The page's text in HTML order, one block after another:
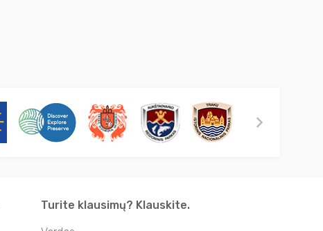
Turite klausimų? Klauskite.